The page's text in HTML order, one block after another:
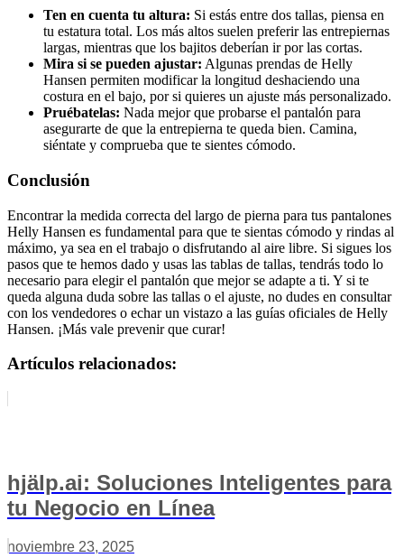
Ten en cuenta tu altura: Si estás entre dos tallas, piensa en
tu estatura total. Los más altos suelen preferir las entrepiernas
largas, mientras que los bajitos deberían ir por las cortas.
Mira si se pueden ajustar: Algunas prendas de Helly
Hansen permiten modificar la longitud deshaciendo una
costura en el bajo, por si quieres un ajuste más personalizado.
Pruébatelas: Nada mejor que probarse el pantalón para
asegurarte de que la entrepierna te queda bien. Camina,
siéntate y comprueba que te sientes cómodo.
Conclusión
Encontrar la medida correcta del largo de pierna para tus pantalones
Helly Hansen es fundamental para que te sientas cómodo y rindas al
máximo, ya sea en el trabajo o disfrutando al aire libre. Si sigues los
pasos que te hemos dado y usas las tablas de tallas, tendrás todo lo
necesario para elegir el pantalón que mejor se adapte a ti. Y si te
queda alguna duda sobre las tallas o el ajuste, no dudes en consultar
con los vendedores o echar un vistazo a las guías oficiales de Helly
Hansen. ¡Más vale prevenir que curar!
Artículos relacionados:
hjälp.ai: Soluciones Inteligentes para
tu Negocio en Línea
noviembre 23, 2025